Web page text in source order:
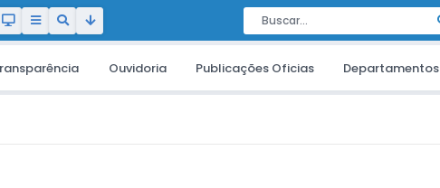
Ouvidoria Publicações Oficias Departamentos